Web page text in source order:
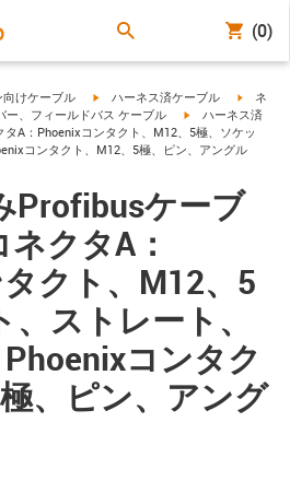
(0)
けケーブル igus-icon-arrow-right
ハーネス済ケーブル igus-
ネ
ー、フィールドバス ケーブル
igus-icon-arrow-
ハーネス済
A：Phoenixコンタクト、M12、5極、ソケッ
コンタクト、M12、5極、ピン、アングル
Profibusケーブ
クタA：
クト、M12、5
ストレート、
コンタク
、ピン、アング